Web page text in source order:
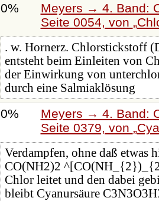
0%
Meyers → 4. Band:
Seite 0054, von
. w. Hornerz. Chlorstickstoff
entsteht beim Einleiten von
der Einwirkung von
durch eine Salmiaklösung
0%
Meyers → 4. Band:
Seite 0379, von
Verdampfen, ohne daß etwas
CO(NH2)2
Chlor leitet und den dabei
bleibt Cyanursäure